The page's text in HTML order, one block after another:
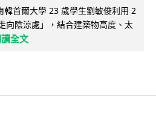
韓首爾大學 23 歲學生劉敏俊利用 2
向陰涼處」，結合建築物高度、太
全文